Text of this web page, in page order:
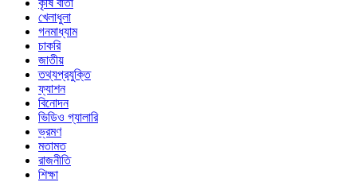
কৃষি বার্তা
খেলাধুলা
গনমাধ্যাম
চাকরি
জাতীয়
তথ্যপ্রযুক্তি
ফ্যাশন
বিনোদন
ভিডিও গ্যালারি
ভ্রমণ
মতামত
রাজনীতি
শিক্ষা